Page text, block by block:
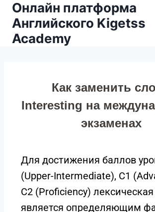
Онлайн платформа
Английского Kigetss
Academy
Как заменить
Interesting на
экзаменах
Для достижения баллов
(Upper-Intermediate), C1
C2 (Proficiency)
является определяющим